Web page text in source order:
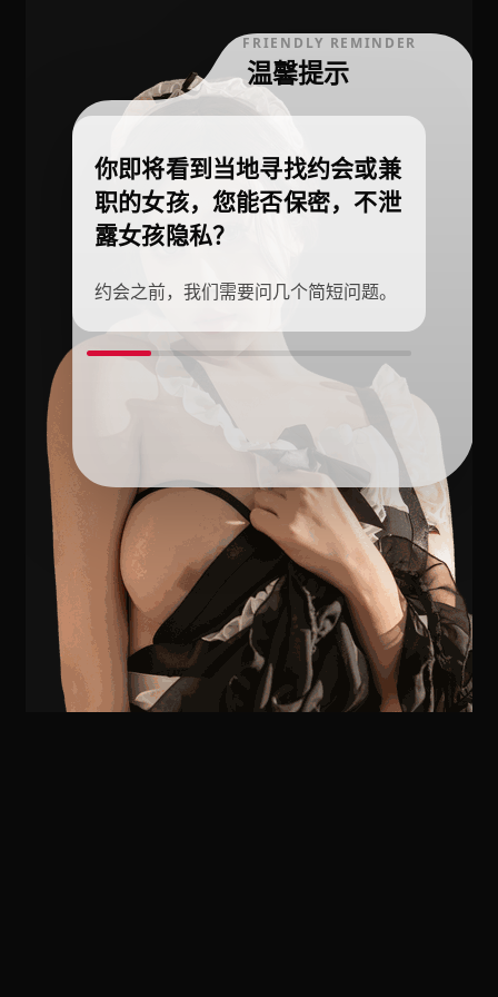
FRIENDLY REMINDER
温馨提示
你即将看到当地寻找约会或兼
职的女孩，您能否保密，不泄
露女孩隐私？
约会之前，我们需要问几个简短问题。